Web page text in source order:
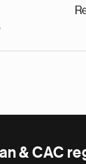
& CAC